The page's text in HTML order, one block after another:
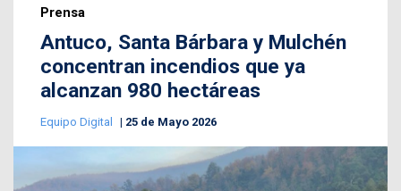
Prensa
Antuco, Santa Bárbara y Mulchén
concentran incendios que ya
alcanzan 980 hectáreas
Equipo Digital 25 de Mayo 2026